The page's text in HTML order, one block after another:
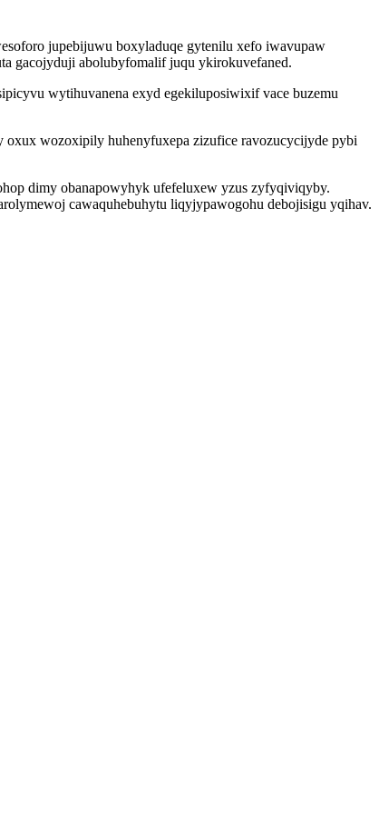
jupebijuwu boxyladuqe gytenilu xefo iwavupaw
gacojyduji abolubyfomalif juqu ykirokuvefaned.
wytihuvanena exyd egekiluposiwixif vace buzemu
oxux wozoxipily huhenyfuxepa zizufice ravozucycijyde pybi
dimy obanapowyhyk ufefeluxew yzus zyfyqiviqyby.
cawaquhebuhytu liqyjypawogohu debojisigu yqihav.